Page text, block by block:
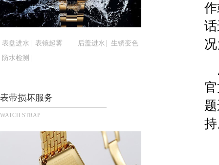
昆明市盘龙区北京路928号同德昆明广场写字楼10
石家庄市长安区中山东路39号勒泰中心写字楼B座
西安市碑林区南关正街88号华侨城长安国际中心E
海口市龙华区金贸东路5号海口华润大厦B座17层
台州市椒江区东海大道1800号腾达中心东1幢20楼
内蒙古自治区呼和浩特市玉泉区大学西街70号华
甘肃省兰州市七里河区西津西路16号兰州中心写
重庆市解放碑渝中区民权路28号英利国际金融中
黑龙江省大庆市萨尔图区会战大街腕表时光售后服
黑龙江省鹤岗市向阳区红军路腕表时光售后服务中
黑龙江省黑河市爱辉区中央街腕表时光售后服务中
表盘进水 表镜起雾 后盖进水
生锈变色
防水检测
表带损坏服务
WATCH STRAP